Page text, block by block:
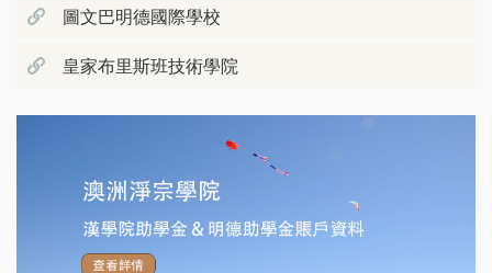
圖文巴明德國際學校
皇家布里斯班技術學院